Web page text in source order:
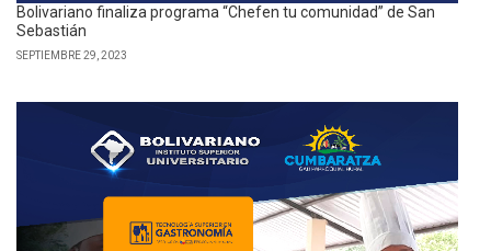
Bolivariano finaliza programa “Chefen tu comunidad” de San
Sebastián
SEPTIEMBRE 29, 2023